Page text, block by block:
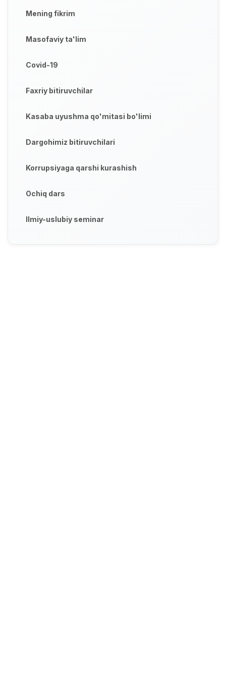
Mening fikrim
Masofaviy ta'lim
Covid-19
Faxriy bitiruvchilar
Kasaba uyushma qo'mitasi bo'limi
Dargohimiz bitiruvchilari
Korrupsiyaga qarshi kurashish
Ochiq dars
Ilmiy-uslubiy seminar